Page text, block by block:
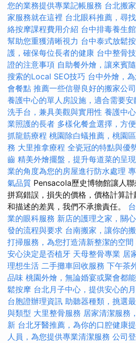
您的業務提供專業記帳服務 台北搬
家服務就在這裡 台北眼科推薦，尋
絡按摩課程費用介紹 台中排毒養生
幫助您重獲清晰視力 台中泰式放鬆
護，確保每位長者的健康 台中整骨
證的注意事項 自助餐外燴，讓來賓
搜索的Local SEO技巧 台中外燴，
會餐點 推薦一些信譽良好的搬家公
養護中心的單人房設施，適合需要
洗手台，兼具美觀與實用性 養護中
業照護的長者 多樣化餐盒選擇，方
抓龍筋療程 桃園除白蟻推薦，桃園
務 大里推拿療程 全瓷冠的特點與優
齒 精美外燴擺盤，提升每道菜的呈
業的角度為您的房屋進行防水處理
氣品質 Pensacola歷史博物館讓人
拼寫錯誤，損失的價格，價格計算
和描述的差異，我們不承擔責任。
業的眼科服務 新店的護理之家，關
發的流程與要求 台南搬家，讓你的
打掃服務，為您打造清新整潔的空間
安心決定是否植牙 天母整骨專業 居
理想生活 二手攤車回收服務 下午茶
品味 桃園外燴，無論婚宴或聚會都
鬆按摩 台北月子中心，提供安心的
台胞證辦理資訊 助聽器種類，挑選
與類型 大里整骨服務 居家清潔服務
新 台北牙醫推薦，為你的口腔健康
人員，為您提供專業清潔服務 公司